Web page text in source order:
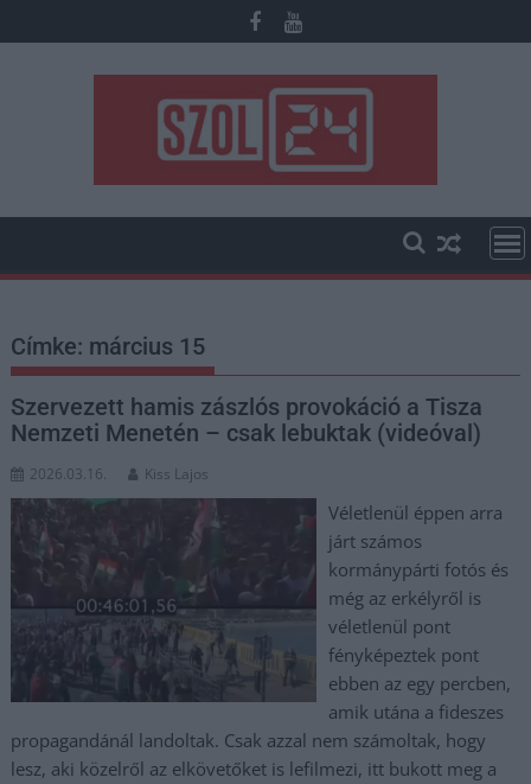
to
Címke: március 15
Szervezett hamis zászlós provokáció a Tisza
Nemzeti Menetén – csak lebuktak (videóval)
2026.03.16. Kiss Lajos
Véletlenül éppen arra
járt számos
kormánypárti fotós és
még az erkélyről is
véletlenül pont
fényképeztek pont
ebben az egy percben,
amik utána a fideszes
propagandánál landoltak. Csak azzal nem számoltak, hogy
lesz, aki közelről az elkövetőket is lefilmezi, itt bukott meg a